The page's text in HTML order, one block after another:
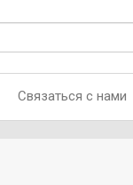
Связаться с нами